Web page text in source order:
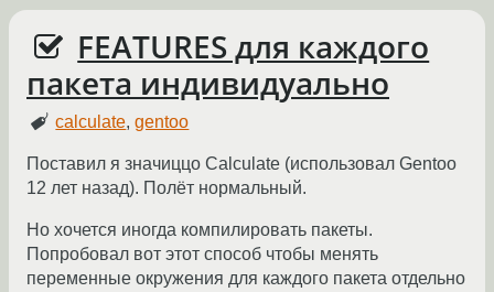
FEATURES для каждого
пакета индивидуально
calculate,gentoo
Поставил я значиццо Calculate (использовал Gentoo
12 лет назад). Полёт нормальный.
Но хочется иногда компилировать пакеты.
Попробовал вот этот способ чтобы менять
переменные окружения для каждого пакета отдельно